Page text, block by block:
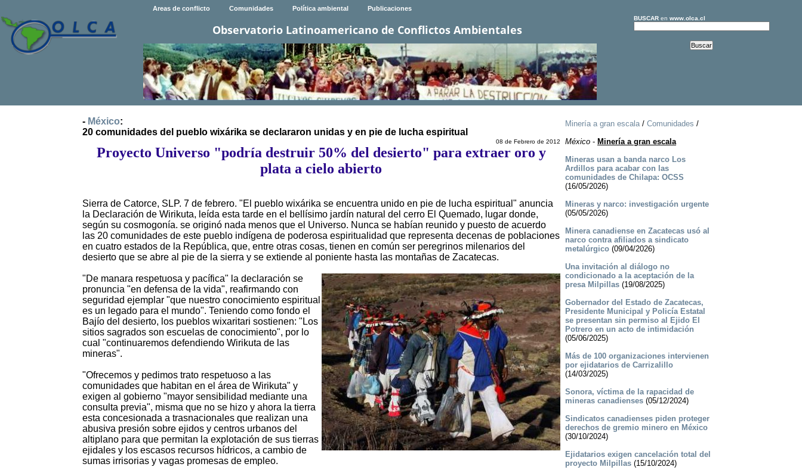
Areas de conflicto Comunidades Política ambiental Publicaciones
Observatorio Latinoamericano de Conflictos Ambientales
BUSCARen www.olca.cl
- México:
20 comunidades del pueblo wixárika se declararon unidas y en pie de lucha espiritual
08 de Febrero de 2012
Proyecto Universo "podría destruir 50% del desierto" para extraer oro y
plata a cielo abierto
Sierra de Catorce, SLP. 7 de febrero. "El pueblo wixárika se encuentra unido en pie de lucha espiritual" anuncia
la Declaración de Wirikuta, leída esta tarde en el bellísimo jardín natural del cerro El Quemado, lugar donde,
según su cosmogonía. se originó nada menos que el Universo. Nunca se habían reunido y puesto de acuerdo
las 20 comunidades de este pueblo indígena de poderosa espiritualidad que representa decenas de poblaciones
en cuatro estados de la República, que, entre otras cosas, tienen en común ser peregrinos milenarios del
desierto que se abre al pie de la sierra y se extiende al poniente hasta las montañas de Zacatecas.
"De manara respetuosa y pacífica" la declaración se
pronuncia "en defensa de la vida", reafirmando con
seguridad ejemplar "que nuestro conocimiento espiritual
es un legado para el mundo". Teniendo como fondo el
Bajío del desierto, los pueblos wixaritari sostienen: "Los
sitios sagrados son escuelas de conocimiento", por lo
cual "continuaremos defendiendo Wirikuta de las
mineras".
"Ofrecemos y pedimos trato respetuoso a las
comunidades que habitan en el área de Wirikuta" y
exigen al gobierno "mayor sensibilidad mediante una
consulta previa", misma que no se hizo y ahora la tierra
esta concesionada a trasnacionales que realizan una
abusiva presión sobre ejidos y centros urbanos del
altiplano para que permitan la explotación de sus tierras
ejidales y los escasos recursos hídricos, a cambio de
sumas irrisorias y vagas promesas de empleo.
Minería a gran escala/ Comunidades /
México- Minería a gran escala
Mineras usan a banda narco Los
Ardillos para acabar con las
comunidades de Chilapa: OCSS
(16/05/2026)
Mineras y narco: investigación urgente
(05/05/2026)
Minera canadiense en Zacatecas usó al
narco contra afiliados a sindicato
metalúrgico(09/04/2026)
Una invitación al diálogo no
condicionado a la aceptación de la
presa Milpillas(19/08/2025)
Gobernador del Estado de Zacatecas,
Presidente Municipal y Policía Estatal
se presentan sin permiso al Ejido El
Potrero en un acto de intimidación
(05/06/2025)
Más de 100 organizaciones intervienen
por ejidatarios de Carrizalillo
(14/03/2025)
Sonora, víctima de la rapacidad de
mineras canadienses(05/12/2024)
Sindicatos canadienses piden proteger
derechos de gremio minero en México
(30/10/2024)
Ejidatarios exigen cancelación total del
proyecto Milpillas(15/10/2024)